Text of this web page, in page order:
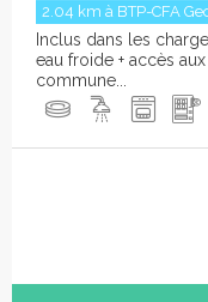
2.04 km à BTP-CFA
Inclus dans les
eau froide + accès
commune...